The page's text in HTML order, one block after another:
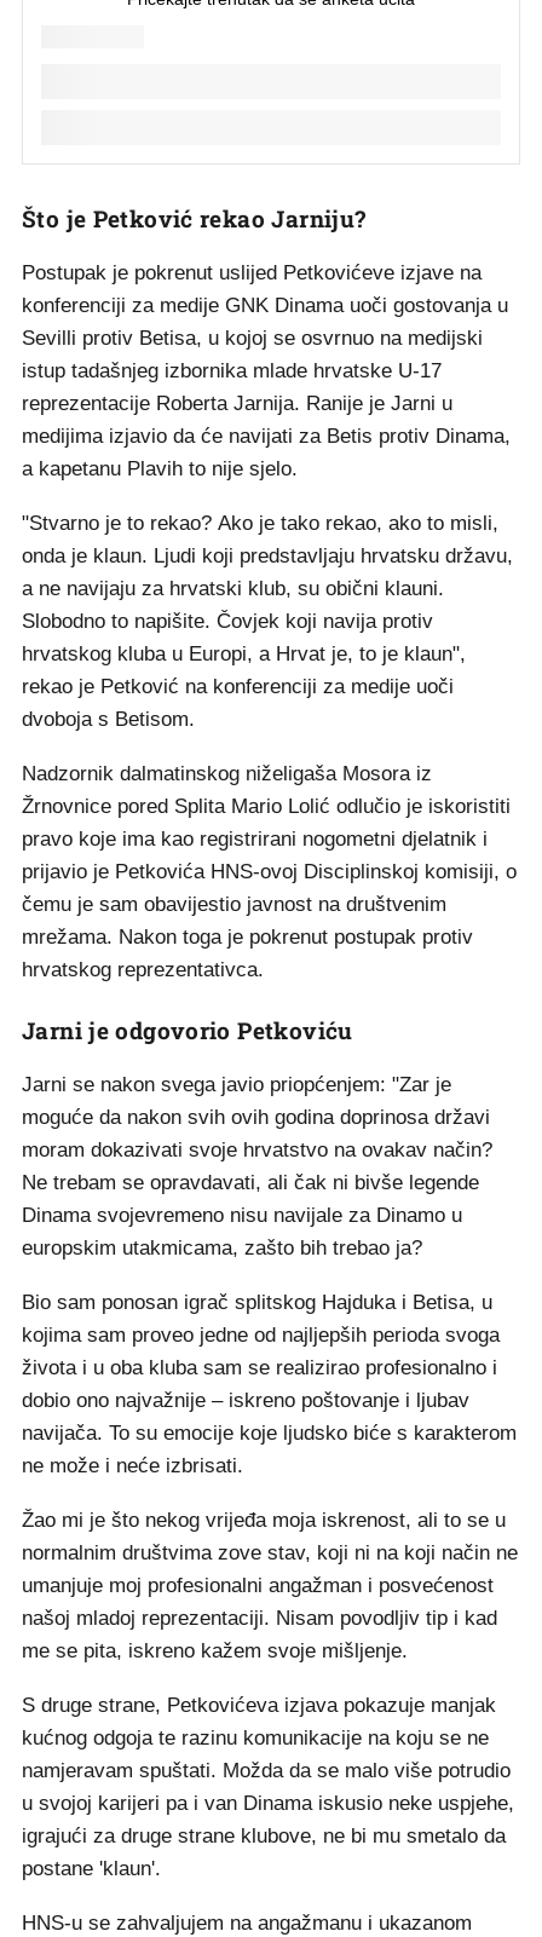
Što je Petković rekao Jarniju?
Postupak je pokrenut uslijed Petkovićeve izjave na
konferenciji za medije GNK Dinama uoči gostovanja u
Sevilli protiv Betisa, u kojoj se osvrnuo na medijski
istup tadašnjeg izbornika mlade hrvatske U-17
reprezentacije Roberta Jarnija. Ranije je Jarni u
medijima izjavio da će navijati za Betis protiv Dinama,
a kapetanu Plavih to nije sjelo.
"Stvarno je to rekao? Ako je tako rekao, ako to misli,
onda je klaun. Ljudi koji predstavljaju hrvatsku državu,
a ne navijaju za hrvatski klub, su obični klauni.
Slobodno to napišite. Čovjek koji navija protiv
hrvatskog kluba u Europi, a Hrvat je, to je klaun",
rekao je Petković na konferenciji za medije uoči
dvoboja s Betisom.
Nadzornik dalmatinskog niželigaša Mosora iz
Žrnovnice pored Splita Mario Lolić odlučio je iskoristiti
pravo koje ima kao registrirani nogometni djelatnik i
prijavio je Petkovića HNS-ovoj Disciplinskoj komisiji, o
čemu je sam obavijestio javnost na društvenim
mrežama. Nakon toga je pokrenut postupak protiv
hrvatskog reprezentativca.
Jarni je odgovorio Petkoviću
Jarni se nakon svega javio priopćenjem: "Zar je
moguće da nakon svih ovih godina doprinosa državi
moram dokazivati svoje hrvatstvo na ovakav način?
Ne trebam se opravdavati, ali čak ni bivše legende
Dinama svojevremeno nisu navijale za Dinamo u
europskim utakmicama, zašto bih trebao ja?
Bio sam ponosan igrač splitskog Hajduka i Betisa, u
kojima sam proveo jedne od najljepših perioda svoga
života i u oba kluba sam se realizirao profesionalno i
dobio ono najvažnije – iskreno poštovanje i ljubav
navijača. To su emocije koje ljudsko biće s karakterom
ne može i neće izbrisati.
Žao mi je što nekog vrijeđa moja iskrenost, ali to se u
normalnim društvima zove stav, koji ni na koji način ne
umanjuje moj profesionalni angažman i posvećenost
našoj mladoj reprezentaciji. Nisam povodljiv tip i kad
me se pita, iskreno kažem svoje mišljenje.
S druge strane, Petkovićeva izjava pokazuje manjak
kućnog odgoja te razinu komunikacije na koju se ne
namjeravam spuštati. Možda da se malo više potrudio
u svojoj karijeri pa i van Dinama iskusio neke uspjehe,
igrajući za druge strane klubove, ne bi mu smetalo da
postane 'klaun'.
HNS-u se zahvaljujem na angažmanu i ukazanom